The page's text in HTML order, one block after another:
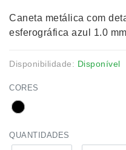
Caneta metálica com
esferográfica azul 1.0
Disponibilidade: Disponível
CORES
QUANTIDADES